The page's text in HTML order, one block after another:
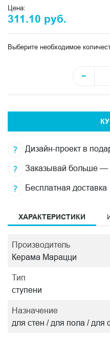
Цена:
311.10 руб.
Выберите необходимое
−
Дизайн-проект в
Заказывай больше —
Бесплатная доставка
ХАРАКТЕРИСТИКИ
Производитель
Керама Марацци
Тип
ступени
Назначение
для стен / для пола / для